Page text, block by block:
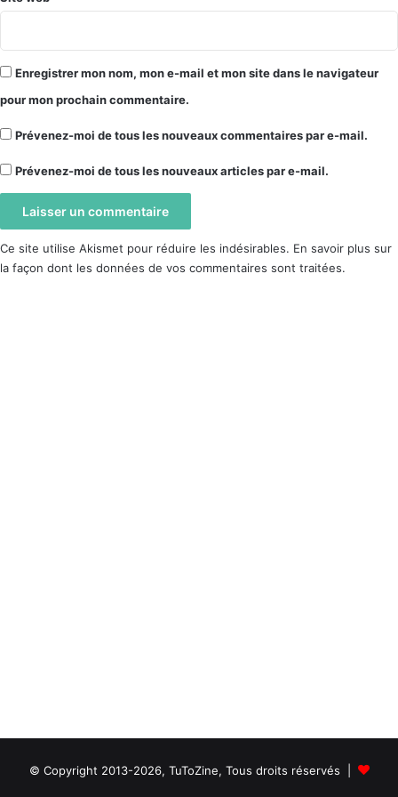
Enregistrer mon nom, mon e-mail et mon site dans le navigateur
pour mon prochain commentaire.
Prévenez-moi de tous les nouveaux commentaires par e-mail.
Prévenez-moi de tous les nouveaux articles par e-mail.
Ce site utilise Akismet pour réduire les indésirables. En savoir plus sur
la façon dont les données de vos commentaires sont traitées.
© Copyright 2013-2026, TuToZine, Tous droits réservés |